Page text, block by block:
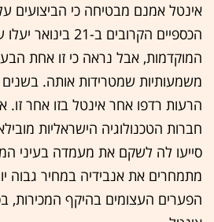
אינטל אמנם מבטיחה כי הביצועים
הכספיים הקרובים ב-21
המוקדמות, אבל נראה כי זו אחת
משמעותיות שמטרידות אותה.
הרעות רדפו אחר אינטל בזו אחר זו.
חברות הטכנולוגיה הישראליות
סייעו לה לשקם את מעמדה בעיני
מתמחרים את אנבידיה במחיר גבוה
הפערים העצומים בהיקף המכירות,